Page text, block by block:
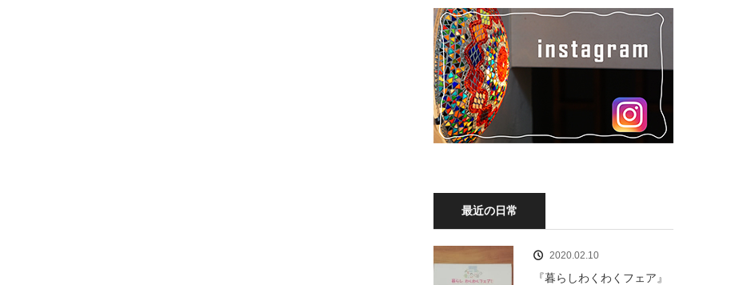
最近の日常
2020.02.10
『暮らしわくわくフェア』